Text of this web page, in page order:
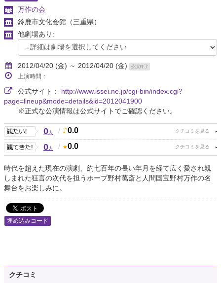
万作の会
鈴鹿市文化会館 （三重県）
他劇場あり:
2012/04/20 (金) ～ 2012/04/20 (金) 公演終了
上演時間：
公式サイト： http://www.issei.ne.jp/cgi-bin/index.cgi?
page=lineup&mode=details&id=2012041900
※正式な公演情報は公式サイトでご確認ください。
0人 / 0.0
0人 / 0.0
時代を超えた現在の演劇、約七百年の長い年月を経て広く愛され親
しまれた狂言の次代を担うホープ野村萬斎と人間国宝野村万作の名
舞台をお楽しみに。
埋め込みコード
クチコミ